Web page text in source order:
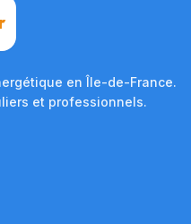
en Île-de-France.
et professionnels.